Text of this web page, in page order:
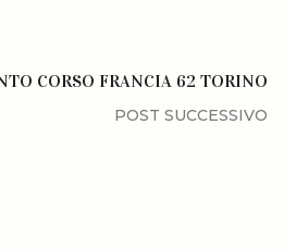
CORSO FRANCIA 62 TORINO